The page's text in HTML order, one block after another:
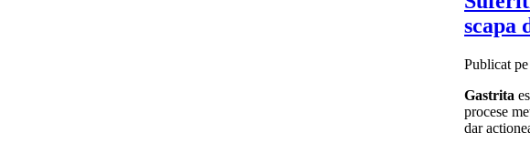
scapa
Publicat
Gastrita
procese
dar